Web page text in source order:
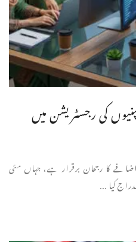
کی رجسٹریشن میں
کا رجحان برقرار ہے، جہاں مئی